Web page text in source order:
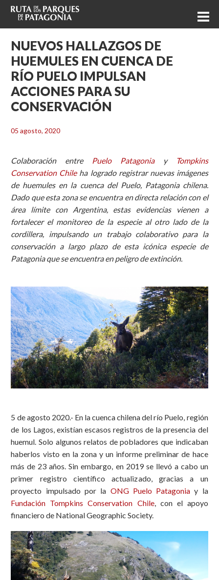
NUEVOS HALLAZGOS DE
HUEMULES EN CUENCA DE
RÍO PUELO IMPULSAN
ACCIONES PARA SU
CONSERVACIÓN
05 agosto, 2020
Colaboración entre Puelo Patagoniay
Tompkins
Conservation Chileha logrado registrar nuevas imágenes
de huemules en la cuenca del Puelo, Patagonia chilena.
Dado que esta zona se encuentra en directa relación con el
área límite con Argentina, estas evidencias vienen a
fortalecer el monitoreo de la especie al otro lado de la
cordillera, impulsando un trabajo colaborativo para la
conservación a largo plazo de esta icónica especie de
Patagonia que se encuentra en peligro de extinción.
5 de agosto 2020.- En la cuenca chilena del río Puelo, región
de los Lagos, existían escasos registros de la presencia del
huemul. Solo algunos relatos de pobladores que indicaban
haberlos visto en la zona y un informe preliminar de hace
más de 23 años. Sin embargo, en 2019 se llevó a cabo un
primer registro científico actualizado, gracias a un
proyecto impulsado por la ONG Puelo Patagonia y la
Fundación Tompkins Conservation Chile, con el apoyo
financiero de National Geographic Society.